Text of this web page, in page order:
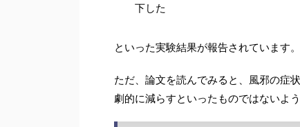
下した
といった実験結果が報告されています。
ただ、論文を読んでみると、風邪の症
劇的に減らすといったものではないよう